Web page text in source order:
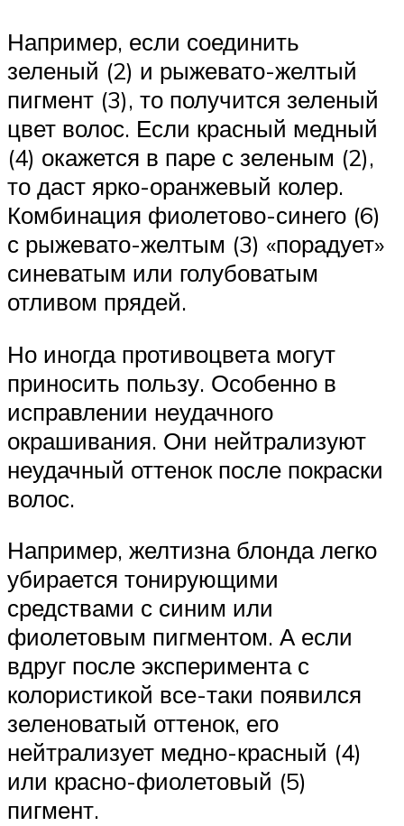
Например, если соединить
зеленый (2) и рыжевато-желтый
пигмент (3), то получится зеленый
цвет волос. Если красный медный
(4) окажется в паре с зеленым (2),
то даст ярко-оранжевый колер.
Комбинация фиолетово-синего (6)
с рыжевато-желтым (3) «порадует»
синеватым или голубоватым
отливом прядей.
Но иногда противоцвета могут
приносить пользу. Особенно в
исправлении неудачного
окрашивания. Они нейтрализуют
неудачный оттенок после покраски
волос.
Например, желтизна блонда легко
убирается тонирующими
средствами с синим или
фиолетовым пигментом. А если
вдруг после эксперимента с
колористикой все-таки появился
зеленоватый оттенок, его
нейтрализует медно-красный (4)
или красно-фиолетовый (5)
пигмент.